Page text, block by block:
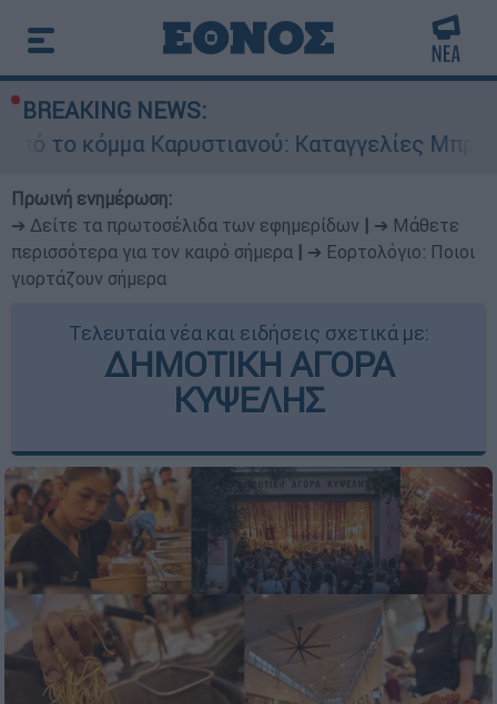
BREAKING NEWS:
Καρυστιανού: Καταγγελίες Μπρουτζάκη για
Πρωινή ενημέρωση:
➔ Δείτε τα πρωτοσέλιδα των εφημερίδων
➔ Μάθετε
περισσότερα για τον καιρό σήμερα
➔ Εορτολόγιο: Ποιοι
γιορτάζουν σήμερα
Τελευταία νέα και ειδήσεις σχετικά με:
ΔΗΜΟΤΙΚΗ ΑΓΟΡΑ
ΚΥΨΕΛΗΣ